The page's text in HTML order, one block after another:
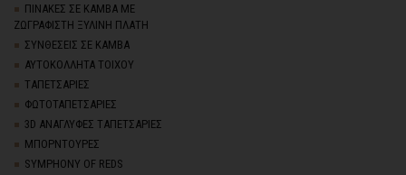
ΠΙΝΑΚΕΣ ΣΕ ΚΑΜΒΑ ΜΕ
ΖΩΓΡΑΦΙΣΤΗ ΞΥΛΙΝΗ ΠΛΑΤΗ
ΣΥΝΘΕΣΕΙΣ ΣΕ ΚΑΜΒΑ
ΑΥΤΟΚΟΛΛΗΤΑ ΤΟΙΧΟΥ
TΑΠΕΤΣΑΡΙΕΣ
ΦΩΤΟΤΑΠΕΤΣΑΡΙΕΣ
3D AΝΑΓΛΥΦΕΣ TΑΠΕΤΣΑΡΙΕΣ
ΜΠΟΡΝΤΟΥΡΕΣ
SYMPHONY OF REDS